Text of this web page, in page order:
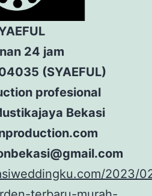
24 jam
(SYAEFUL)
profesional
Bekasi
2023/